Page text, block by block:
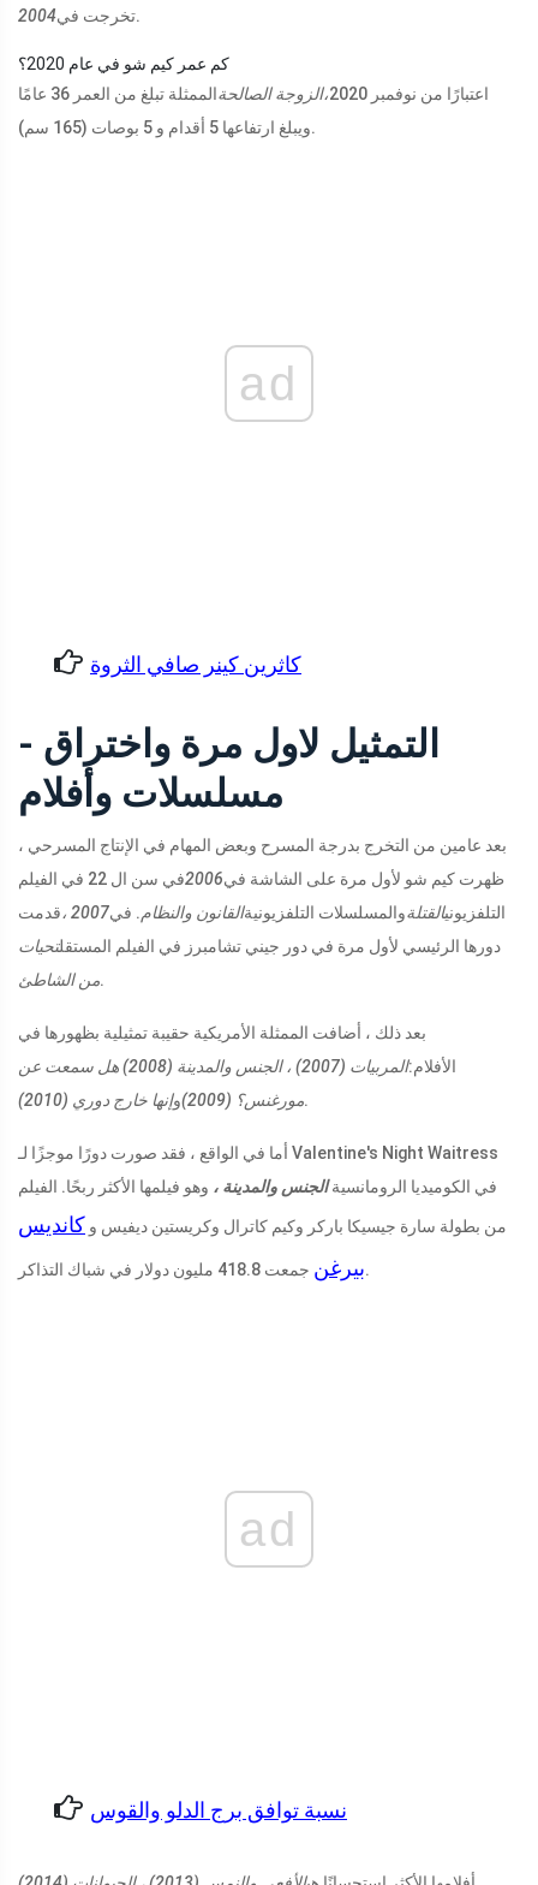
تخرجت في2004 .
كم عمر كيم شو في عام 2020؟
اعتبارًا من نوفمبر 2020
،الزوجة الصالحة
الممثلة تبلغ من العمر 36 عامًا
ويبلغ ارتفاعها 5 أقدام و 5 بوصات (165 سم).
ad
كاثرين كينر صافي الثروة
التمثيل لاول مرة واختراق -
مسلسلات وأفلام
بعد عامين من التخرج بدرجة المسرح وبعض المهام في الإنتاج المسرحي ،
ظهرت كيم شو لأول مرة على الشاشة في2006
في سن ال 22 في الفيلم
التلفزيونيالقتلةوالمسلسلات التلفزيونيةالقانون والنظام. في2007 ، قدمت
دورها الرئيسي لأول مرة في دور جيني تشامبرز في الفيلم المستقلتحيات
من الشاطئ.
بعد ذلك ، أضافت الممثلة الأمريكية حقيبة تمثيلية بظهورها في
الأفلام:المربيات (2007) ، الجنس والمدينة (2008)
هل سمعت عن
مورغنس؟ (2009)
وإنها خارج دوري (2010) .
أما في الواقع ، فقد صورت دورًا موجزًا ​​لـ Valentine's Night Waitress
في الكوميديا ​​الرومانسية الجنس والمدينة ، وهو فيلمها الأكثر ربحًا. الفيلم
من بطولة سارة جيسيكا باركر وكيم كاترال وكريستين ديفيس و كانديس
بيرغنجمعت 418.8 مليون دولار في شباك التذاكر.
ad
نسبة توافق برج الدلو والقوس